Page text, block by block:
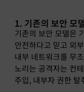
1. 기존의 보안 모
기존의 보안 모델은
안전하다고 믿고 외
내부 네트워크를 무
노리는 공격자는 컨
주입, 내부자 권한